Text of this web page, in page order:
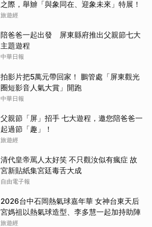
之際，舉辧「與象同在、迎象未來」特展！
旅遊經
陪爸爸一起出發 屏東縣府推出父親節七大
主題遊程
中華日報
拍影片把5萬元帶回家！ 鵬管處「屏東觀光
圈短影音人氣大賞」開跑
中華日報
父親節「屏」招手 七大遊程，邀您陪爸爸一
起過節「趣」！
旅遊經
清代皇帝罵人太好笑 不只觀汝似有瘋症 故
宮新貼紙集宮廷毒舌大成
自由電子報
2026台中石岡熱氣球嘉年華 女神台東天后
宮媽祖以熱氣球造型、李多慧一起加持助陣
旅遊經